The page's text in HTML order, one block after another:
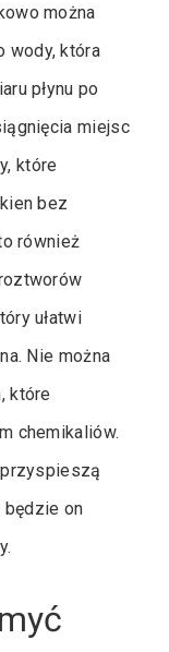
można
wody, która
płynu po
miejsc
które
bez
również
ułatwi
Nie można
które
chemikaliów.
będzie on